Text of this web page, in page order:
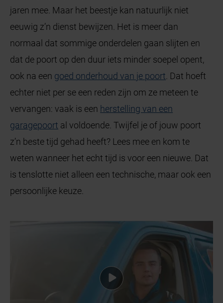
jaren mee. Maar het beestje kan natuurlijk niet
eeuwig z’n dienst bewijzen. Het is meer dan
normaal dat sommige onderdelen gaan slijten en
dat de poort op den duur iets minder soepel opent,
ook na een goed onderhoud van je poort. Dat hoeft
echter niet per se een reden zijn om ze meteen te
vervangen: vaak is een herstelling van een
garagepoort al voldoende. Twijfel je of jouw poort
z’n beste tijd gehad heeft? Lees mee en kom te
weten wanneer het echt tijd is voor een nieuwe. Dat
is tenslotte niet alleen een technische, maar ook een
persoonlijke keuze.